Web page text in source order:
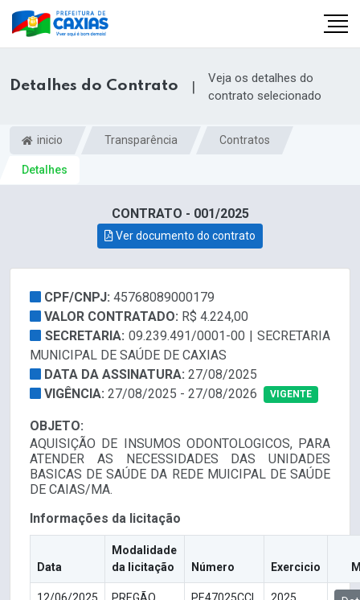
Detalhes do Contrato |
Veja os detalhes do
contrato selecionado
inicio Transparência Contratos
Detalhes
CONTRATO - 001/2025
Ver documento do contrato
CPF/CNPJ: 45768089000179
VALOR CONTRATADO: R$ 4.224,00
SECRETARIA: 09.239.491/0001-00 | SECRETARIA
MUNICIPAL DE SAÚDE DE CAXIAS
DATA DA ASSINATURA: 27/08/2025
VIGÊNCIA: 27/08/2025 - 27/08/2026 VIGENTE
OBJETO:
AQUISIÇÃO DE INSUMOS ODONTOLOGICOS, PARA
ATENDER AS NECESSIDADES DAS UNIDADES
BASICAS DE SAÚDE DA REDE MUICIPAL DE SAÚDE
DE CAIAS/MA.
Informações da licitação
Data
Modalidade
da licitação
Número Exercicio